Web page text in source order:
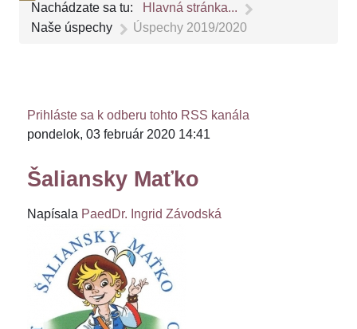
Nachádzate sa tu:
Hlavná stránka...
Naše úspechy
Úspechy 2019/2020
Prihláste sa k odberu tohto RSS kanála
pondelok, 03 február 2020 14:41
Šaliansky Maťko
Napísala PaedDr. Ingrid Závodská